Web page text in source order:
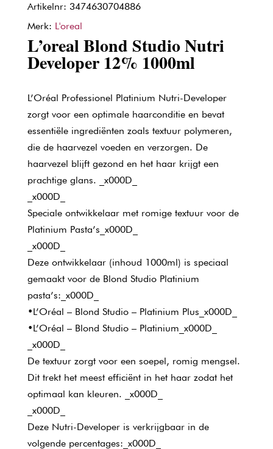
Artikelnr: 3474630704886
Merk: L'oreal
L’oreal Blond Studio Nutri
Developer 12% 1000ml
L’Oréal Professionel Platinium Nutri-Developer
zorgt voor een optimale haarconditie en bevat
essentiële ingrediënten zoals textuur polymeren,
die de haarvezel voeden en verzorgen. De
haarvezel blijft gezond en het haar krijgt een
prachtige glans. _x000D_
_x000D_
Speciale ontwikkelaar met romige textuur voor de
Platinium Pasta’s_x000D_
_x000D_
Deze ontwikkelaar (inhoud 1000ml) is speciaal
gemaakt voor de Blond Studio Platinium
pasta’s:_x000D_
•L’Oréal – Blond Studio – Platinium Plus_x000D_
•L’Oréal – Blond Studio – Platinium_x000D_
_x000D_
De textuur zorgt voor een soepel, romig mengsel.
Dit trekt het meest efficiënt in het haar zodat het
optimaal kan kleuren. _x000D_
_x000D_
Deze Nutri-Developer is verkrijgbaar in de
volgende percentages:_x000D_